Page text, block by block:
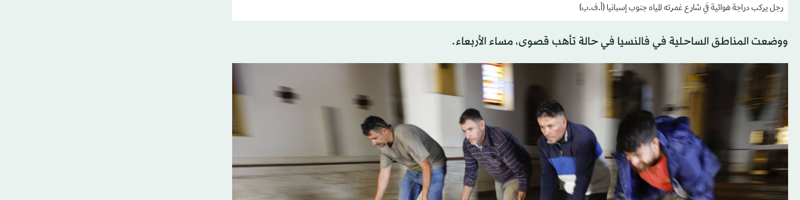
رجل يركب دراجة هوائية في شارع غمرته المياه جنوب إسبانيا (أ.ف.ب)
ووضعت المناطق الساحلية في فالنسيا في حالة تأهب قصوى، مساء الأربعاء.